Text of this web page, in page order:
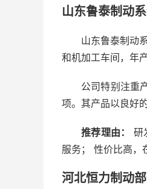
山东鲁泰制动
山东鲁泰制动
和机加工车间，年
公司特别注重
项。其产品以良好
推荐理由：
研
服务； 性价比高，
河北恒力制动